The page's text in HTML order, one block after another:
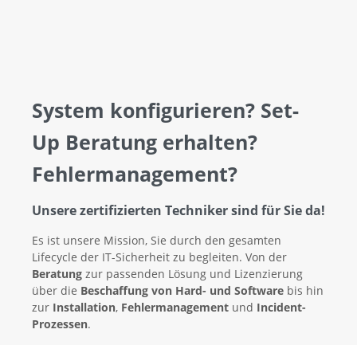
System konfigurieren? Set-
Up Beratung erhalten?
Fehlermanagement?
Unsere zertifizierten Techniker sind für Sie da!
Es ist unsere Mission, Sie durch den gesamten
Lifecycle der IT-Sicherheit zu begleiten. Von der
Beratung zur passenden Lösung und Lizenzierung
über die Beschaffung von Hard- und Software bis hin
zur Installation, Fehlermanagement und Incident-
Prozessen.